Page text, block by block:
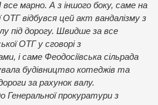
все марно. А з іншого боку, саме на
ОТГ відбувся цей акт вандалізму з
під дорогу. Швидше за все
ОТГ у сговорі з
і саме Феодосіївська сільрада
будівництво котеджів та
за рахунок валу.
Генеральної прокуратури з